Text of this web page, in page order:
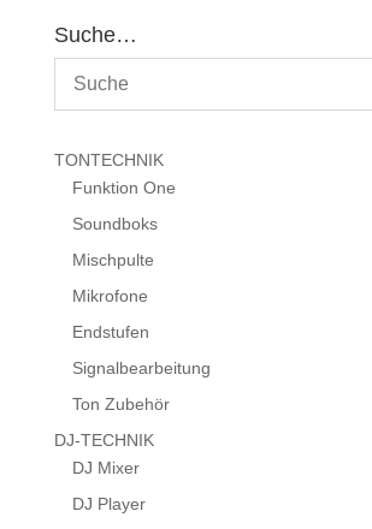
Suche…
TONTECHNIK
Funktion One
Soundboks
Mischpulte
Mikrofone
Endstufen
Signalbearbeitung
Ton Zubehör
DJ-TECHNIK
DJ Mixer
DJ Player